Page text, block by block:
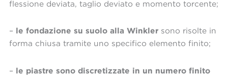
flessione deviata, taglio deviato e momento torcente;
– le fondazione su suolo alla Winkler sono risolte in
forma chiusa tramite uno specifico elemento finito;
– le piastre sono discretizzate in un numero finito